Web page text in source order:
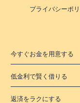
プライバシーポ
今すぐお金を用意する
低金利で賢く借りる
返済をラクにする